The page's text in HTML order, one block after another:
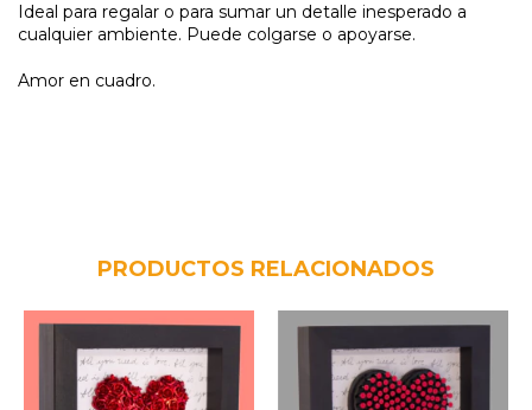
Ideal para regalar o para sumar un detalle inesperado a
cualquier ambiente. Puede colgarse o apoyarse.
Amor en cuadro.
PRODUCTOS RELACIONADOS